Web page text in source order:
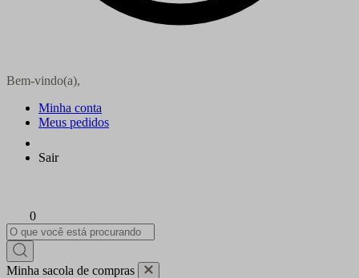
Bem-vindo(a),
Minha conta
Meus pedidos
Sair
0
Minha sacola de compras